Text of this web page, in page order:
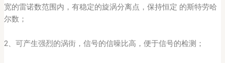
宽的雷诺数范围内，有稳定的旋涡分离点，保持恒定 的斯特劳哈
尔数；
2、可产生强烈的涡街，信号的信噪比高，便于信号的检测；